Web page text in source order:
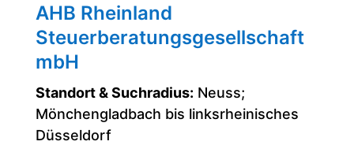
AHB Rheinland
Steuerberatungsgesellschaft
mbH
Standort & Suchradius: Neuss;
Mönchengladbach bis linksrheinisches
Düsseldorf